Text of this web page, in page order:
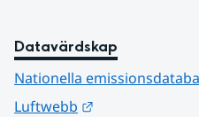
Datavärdskap
Nationella
Luftwebb